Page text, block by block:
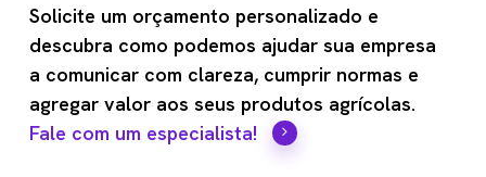
Solicite um orçamento personalizado e
descubra como podemos ajudar sua empresa
a comunicar com clareza, cumprir normas e
agregar valor aos seus produtos agrícolas.
Fale com um especialista!